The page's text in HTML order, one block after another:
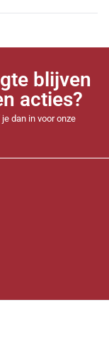
blijven
acties?
dan in voor onze